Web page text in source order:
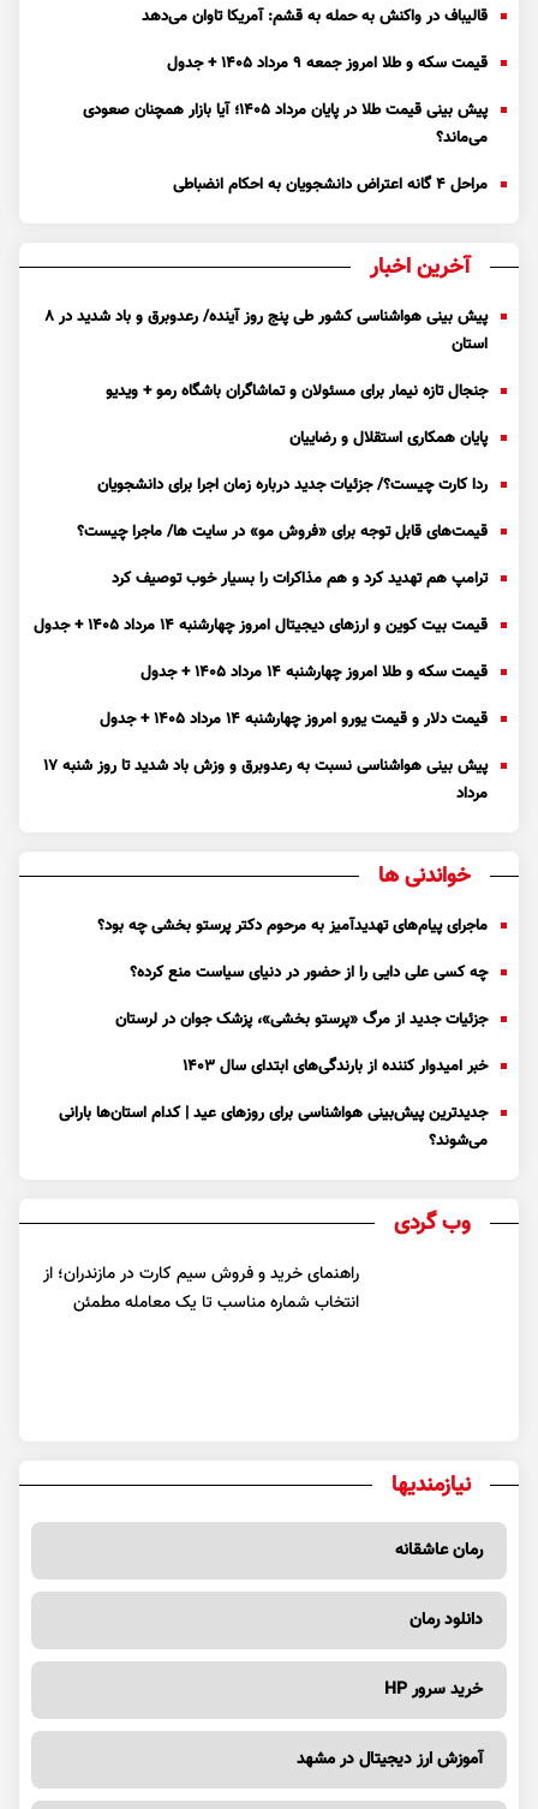
قالیباف در واکنش به حمله به قشم: آمریکا تاوان می‌دهد
قیمت سکه و طلا امروز جمعه ۹ مرداد ۱۴۰۵ + جدول
پیش بینی قیمت طلا در پایان مرداد 1405؛ آیا بازار همچنان صعودی
می‌ماند؟
مراحل ۴ گانه اعتراض دانشجویان به احکام انضباطی
آخرین اخبار
پیش بینی هواشناسی کشور طی پنج روز آینده/ رعدوبرق و باد شدید در ۸
استان
جنجال تازه نیمار برای مسئولان و تماشاگران باشگاه رمو + ویدیو
پایان همکاری استقلال و رضاییان
ردا کارت چیست؟/ جزئیات جدید درباره زمان اجرا برای دانشجویان
قیمت‌های قابل توجه برای «فروش مو» در سایت ها/ ماجرا چیست؟
ترامپ هم تهدید کرد و هم مذاکرات را بسیار خوب توصیف کرد
قیمت بیت کوین و ارز‌های دیجیتال امروز چهارشنبه ۱۴ مرداد ۱۴۰۵ + جدول
قیمت سکه و طلا امروز چهارشنبه ۱۴ مرداد ۱۴۰۵ + جدول
قیمت دلار و قیمت یورو امروز چهارشنبه ۱۴ مرداد ۱۴۰۵ + جدول
پیش بینی هواشناسی نسبت به رعدوبرق و وزش باد شدید تا روز شنبه ۱۷
مرداد
خواندنی ها
ماجرای پیام‌های تهدیدآمیز به مرحوم دکتر پرستو بخشی چه بود؟
چه کسی علی دایی را از حضور در دنیای سیاست منع کرده؟
جزئیات جدید از مرگ «پرستو بخشی»، پزشک جوان در لرستان
خبر امیدوار کننده از بارندگی‌های ابتدای سال ۱۴۰۳
جدیدترین پیش‌بینی هواشناسی برای روزهای عید | کدام استان‌ها بارانی
می‌شوند؟
وب گردی
راهنمای خرید و فروش سیم کارت در مازندران؛ از
انتخاب شماره مناسب تا یک معامله مطمئن
نیازمندیها
رمان عاشقانه
دانلود رمان
خرید سرور HP
آموزش ارز دیجیتال در مشهد